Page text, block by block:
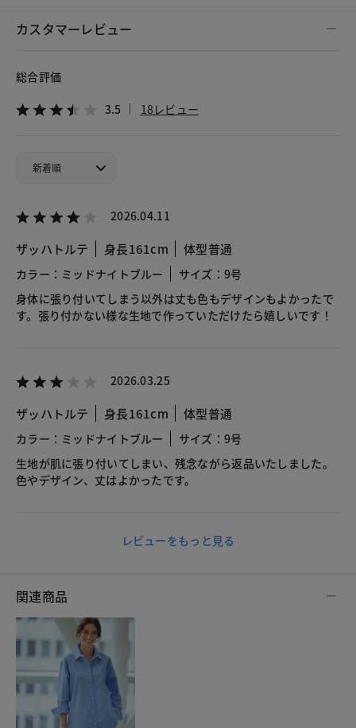
カスタマーレビュー
総合評価
3.5 18レビュー
2026.04.11
ザッハトルテ 身長161cm 体型普通
カラー：ミッドナイトブルー
サイズ：9号
身体に張り付いてしまう以外は丈も色もデザインもよかったで
す。張り付かない様な生地で作っていただけたら嬉しいです！
2026.03.25
ザッハトルテ 身長161cm 体型普通
カラー：ミッドナイトブルー
サイズ：9号
生地が肌に張り付いてしまい、残念ながら返品いたしました。
色やデザイン、丈はよかったです。
レビューをもっと見る
関連商品